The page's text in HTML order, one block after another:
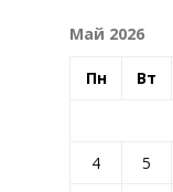
Май 2026
Пн Вт
4
5